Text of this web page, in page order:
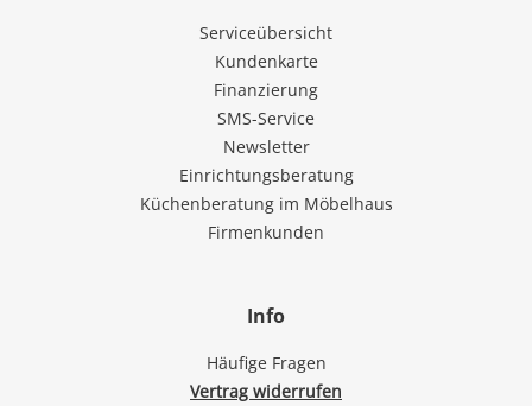
Serviceübersicht
Kundenkarte
Finanzierung
SMS-Service
Newsletter
Einrichtungsberatung
Küchenberatung im Möbelhaus
Firmenkunden
Info
Häufige Fragen
Vertrag widerrufen